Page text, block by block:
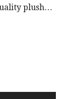
plush…